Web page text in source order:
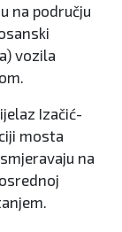
na području
vozila
Izačić-
mosta
na